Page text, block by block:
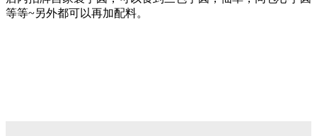
等等~另外都可以再加配料。